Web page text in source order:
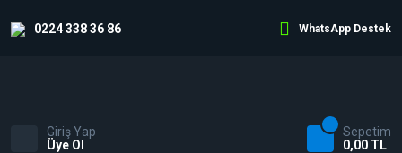
0224 338 36 86 WhatsApp Destek
Giriş Yap
Üye Ol
Sepetim
0,00 TL